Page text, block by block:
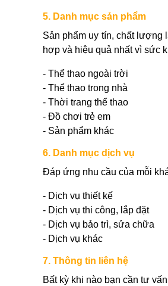
5. Danh mục sản phẩm
Sản phẩm uy tín, chất lượng
hợp và hiệu quả nhất vì sức
- Thể thao ngoài trời
- Thể thao trong nhà
- Thời trang thể thao
- Đồ chơi trẻ em
- Sản phẩm khác
6. Danh mục dịch vụ
Đáp ứng nhu cầu của mỗi
- Dịch vụ thiết kế
- Dịch vụ thi công, lắp đặt
- Dịch vụ bảo trì, sửa chữa
- Dịch vụ khác
7. Thông tin liên hệ
Bất kỳ khi nào bạn cần tư